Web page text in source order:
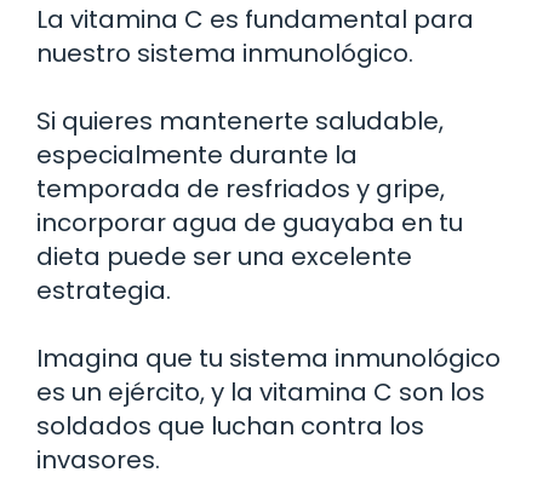
La vitamina C es fundamental para
nuestro sistema inmunológico.
Si quieres mantenerte saludable,
especialmente durante la
temporada de resfriados y gripe,
incorporar agua de guayaba en tu
dieta puede ser una excelente
estrategia.
Imagina que tu sistema inmunológico
es un ejército, y la vitamina C son los
soldados que luchan contra los
invasores.